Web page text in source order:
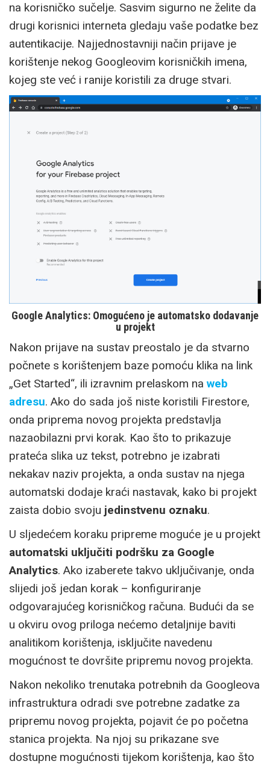
na korisničko sučelje. Sasvim sigurno ne želite da
drugi korisnici interneta gledaju vaše podatke bez
autentikacije. Najjednostavniji način prijave je
korištenje nekog Googleovim korisničkih imena,
kojeg ste već i ranije koristili za druge stvari.
Google Analytics: Omogućeno je automatsko dodavanje
u projekt
Nakon prijave na sustav preostalo je da stvarno
počnete s korištenjem baze pomoću klika na link
„Get Started“, ili izravnim prelaskom na web
adresu. Ako do sada još niste koristili Firestore,
onda priprema novog projekta predstavlja
nazaobilazni prvi korak. Kao što to prikazuje
prateća slika uz tekst, potrebno je izabrati
nekakav naziv projekta, a onda sustav na njega
automatski dodaje kraći nastavak, kako bi projekt
zaista dobio svoju jedinstvenu oznaku.
U sljedećem koraku pripreme moguće je u projekt
automatski uključiti podršku za Google
Analytics. Ako izaberete takvo uključivanje, onda
slijedi još jedan korak – konfiguriranje
odgovarajućeg korisničkog računa. Budući da se
u okviru ovog priloga nećemo detaljnije baviti
analitikom korištenja, isključite navedenu
mogućnost te dovršite pripremu novog projekta.
Nakon nekoliko trenutaka potrebnih da Googleova
infrastruktura odradi sve potrebne zadatke za
pripremu novog projekta, pojavit će po početna
stanica projekta. Na njoj su prikazane sve
dostupne mogućnosti tijekom korištenja, kao što